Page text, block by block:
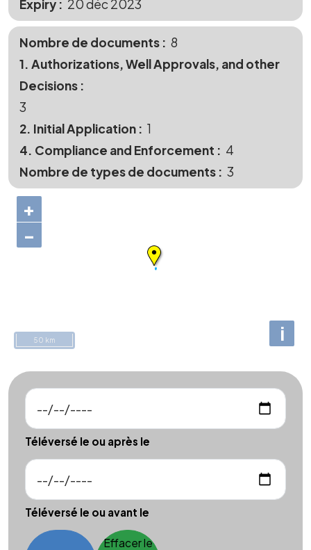
Expiry
20 déc 2023
Nombre de documents
8
1. Authorizations, Well Approvals, and other
Decisions
3
2. Initial Application
1
4. Compliance and Enforcement
4
Nombre de types de documents
3
+
−
i
50 km
Téléversé le ou après le
Téléversé le ou avant le
Effacer le